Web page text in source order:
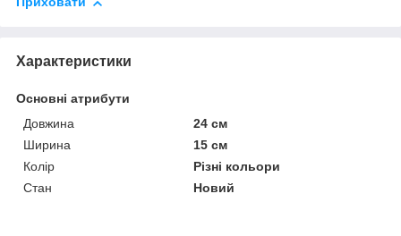
Характеристики
Основні атрибути
Довжина
24 см
Ширина
15 см
Колір
Різні кольори
Стан
Новий